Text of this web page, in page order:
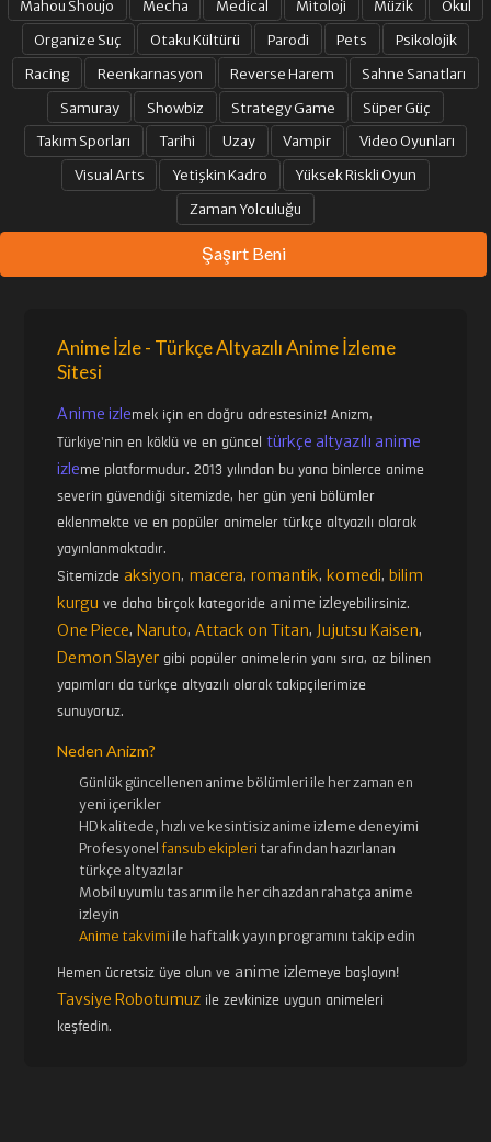
Mahou Shoujo Mecha Medical Mitoloji Müzik
Okul
Organize Suç
Otaku Kültürü Parodi Pets
Psikolojik
Racing
Reenkarnasyon Reverse Harem
Sahne Sanatları
Samuray
Showbiz Strategy Game
Süper Güç
Takım Sporları
Tarihi Uzay Vampir
Video Oyunları
Visual Arts
Yetişkin Kadro
Yüksek Riskli Oyun
Zaman Yolculuğu
Şaşırt Beni
Anime İzle - Türkçe Altyazılı Anime İzleme
Sitesi
Anime izlemek için en doğru adrestesiniz! Anizm,
Türkiye'nin en köklü ve en günceltürkçe altyazılı anime
izleme platformudur. 2013 yılından bu yana binlerce anime
severin güvendiği sitemizde, her gün yeni bölümler
eklenmekte ve en popüler animeler türkçe altyazılı olarak
yayınlanmaktadır.
Sitemizdeaksiyon, macera,romantik, komedi, bilim
kurgu ve daha birçok kategoride anime izleyebilirsiniz.
One Piece, Naruto,Attack on Titan, Jujutsu Kaisen,
Demon Slayer gibi popüler animelerin yanı sıra, az bilinen
yapımları da türkçe altyazılı olarak takipçilerimize
sunuyoruz.
Neden Anizm?
Günlük güncellenen anime bölümleri ile her zaman en
yeni içerikler
HD kalitede, hızlı ve kesintisiz anime izleme deneyimi
Profesyonelfansub ekipleri tarafından hazırlanan
türkçe altyazılar
Mobil uyumlu tasarım ile her cihazdan rahatça anime
izleyin
Anime takvimi ile haftalık yayın programını takip edin
Hemen ücretsiz üye olun ve anime izlemeye başlayın!
Tavsiye Robotumuz ile zevkinize uygun animeleri
keşfedin.